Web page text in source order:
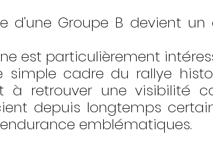
d'une Groupe B devient
est particulièrement
simple cadre du rallye
à retrouver une visibilité
depuis longtemps
emblématiques.